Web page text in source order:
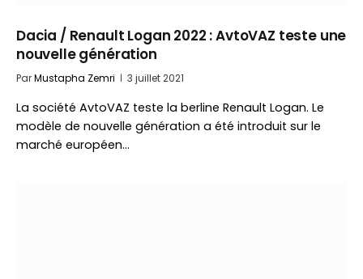
Dacia / Renault Logan 2022 : AvtoVAZ teste une
nouvelle génération
ParMustapha Zemri 3 juillet 2021
La société AvtoVAZ teste la berline Renault Logan. Le
modèle de nouvelle génération a été introduit sur le
marché européen…